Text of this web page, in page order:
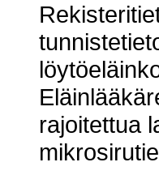
rajoitettua